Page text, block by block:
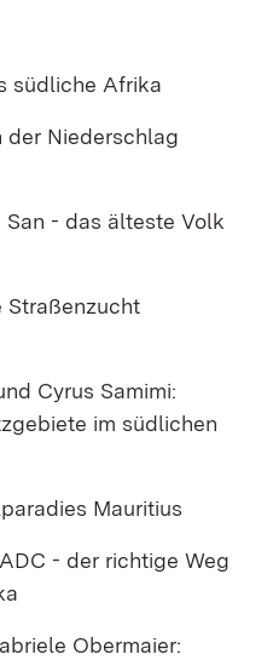
südliche Afrika
der Niederschlag
San - das älteste Volk
Straßenzucht
Cyrus Samimi:
im südlichen
Mauritius
- der richtige Weg
Obermaier: